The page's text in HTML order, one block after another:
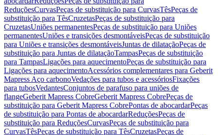
ReduçõesCurvasPeças de substituição para CurvasTêsPeças de
substituição para TêsCruzetasPeças de substituição para
CruzetasUniões permanentesPeças de substituição para Uniões
permanentesUniões e transições desmontáveisPeças de substituição
para Uniões e transições desmontáveisJuntas de dilataçãoPeças de
substituição para Juntas de dilataçãoTampasPeças de substituição
para TampasLigações para aquecimentoPeças de substituição para
Ligações para aquecimentoAcessórios complementares para Geberit
Mapress Aço carbonoVedações para tubos e acessóriosFixações
para tubosVedantesConjuntos de parafuso para uniões de
flangeGeberit Mapress CobreGeberit Mapress CobrePeças de
substituição para Geberit Mapress CobrePontas de abocardarPeças
de substituição para Pontas de abocardarReduçõesPeças de
substituição para ReduçõesCurvasPeças de substituição para
CurvasTêsPeças de substituição para TêsCruzetasPeças de